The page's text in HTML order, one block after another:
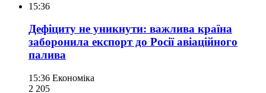
15:36
Дефіциту не уникнути: важлива країна
заборонила експорт до Росії авіаційного
палива
15:36 Економіка
2 205